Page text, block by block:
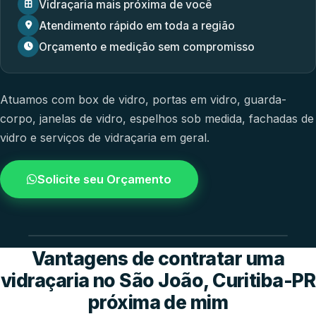
Vidraçaria mais próxima de você
Atendimento rápido em toda a região
Orçamento e medição sem compromisso
Atuamos com box de vidro, portas em vidro, guarda-
corpo, janelas de vidro, espelhos sob medida, fachadas de
vidro e serviços de vidraçaria em geral.
Solicite seu Orçamento
4.9 / 5.0
avaliacao dos clientes
Vantagens de contratar uma
vidraçaria no São João, Curitiba-PR
próxima de mim